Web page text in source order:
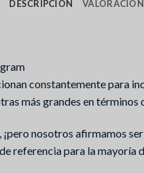
DESCRIPCIÓN
constantemente para
más grandes en términos
nosotros afirmamos
referencia para la